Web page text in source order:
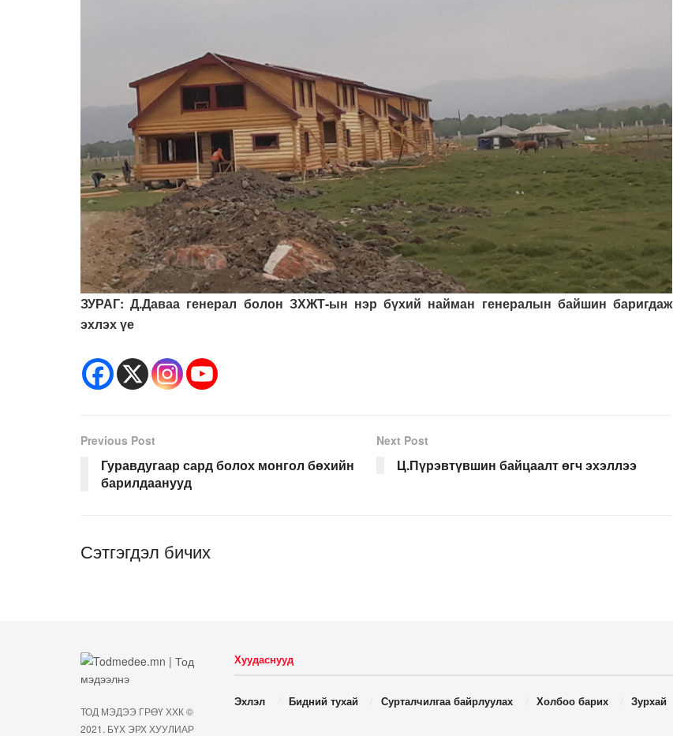
ЗУРАГ: Д.Даваа генерал болон ЗХЖТ-ын нэр бүхий найман генералын байшин баригдаж
эхлэх үе
Previous Post
Гуравдугаар сард болох монгол бөхийн
барилдаанууд
Next Post
Ц.Пүрэвтүвшин байцаалт өгч эхэллээ
Сэтгэгдэл бичих
ТОД МЭДЭЭ ГРӨҮ ХХК ©
2021. БҮХ ЭРХ ХУУЛИАР
Хуудаснууд
Эхлэл Бидний тухай Сурталчилгаа байрлуулах Холбоо барих Зурхай